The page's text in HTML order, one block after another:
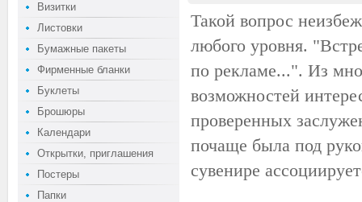
Визитки
Листовки
Бумажные пакеты
Фирменные бланки
Буклеты
Брошюры
Календари
Открытки, приглашения
Постеры
Папки
Такой вопрос
любого уровня.
по рекламе...". Из
возможностей
проверенных
почаще была под
сувенире